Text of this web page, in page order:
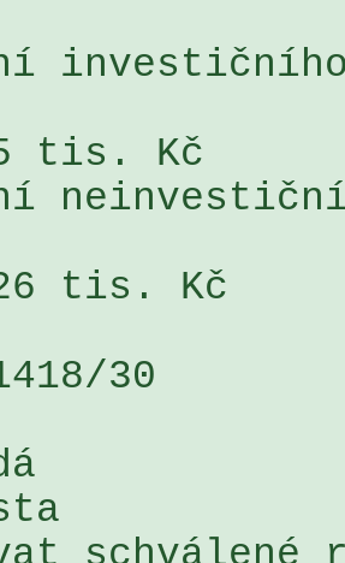
tis. Kč
tis. Kč
30